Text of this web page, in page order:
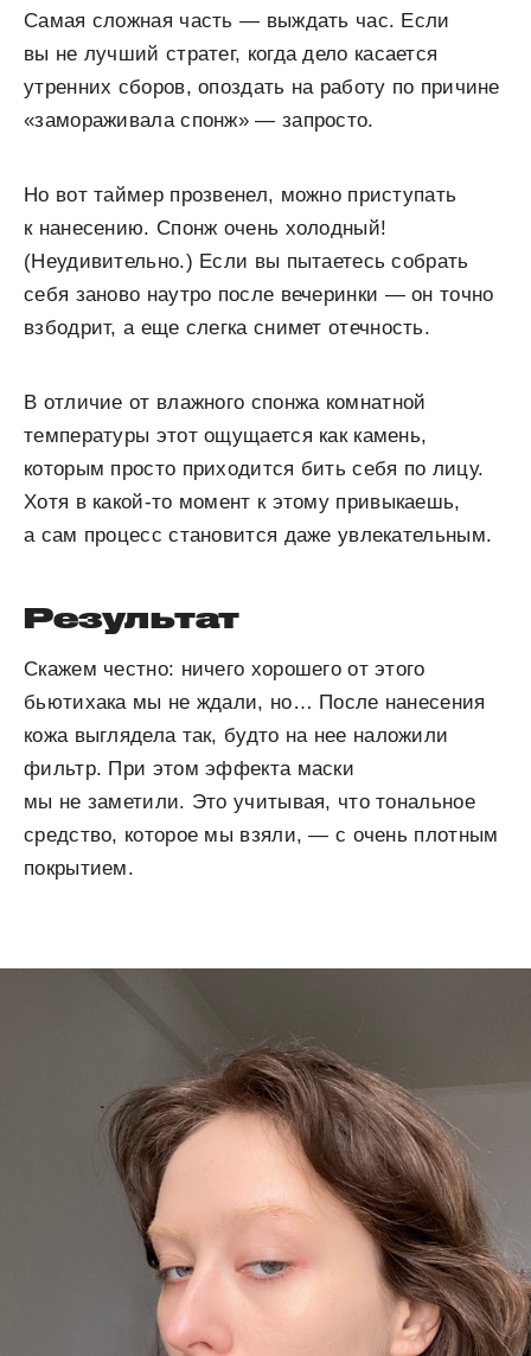
Самая сложная часть — выждать час. Если
вы не лучший стратег, когда дело касается
утренних сборов, опоздать на работу по причине
«замораживала спонж» — запросто.
Но вот таймер прозвенел, можно приступать
к нанесению. Спонж очень холодный!
(Неудивительно.) Если вы пытаетесь собрать
себя заново наутро после вечеринки — он точно
взбодрит, а еще слегка снимет отечность.
В отличие от влажного спонжа комнатной
температуры этот ощущается как камень,
которым просто приходится бить себя по лицу.
Хотя в какой-то момент к этому привыкаешь,
а сам процесс становится даже увлекательным.
Результат
Скажем честно: ничего хорошего от этого
бьютихака мы не ждали, но… После нанесения
кожа выглядела так, будто на нее наложили
фильтр. При этом эффекта маски
мы не заметили. Это учитывая, что тональное
средство, которое мы взяли, — с очень плотным
покрытием.